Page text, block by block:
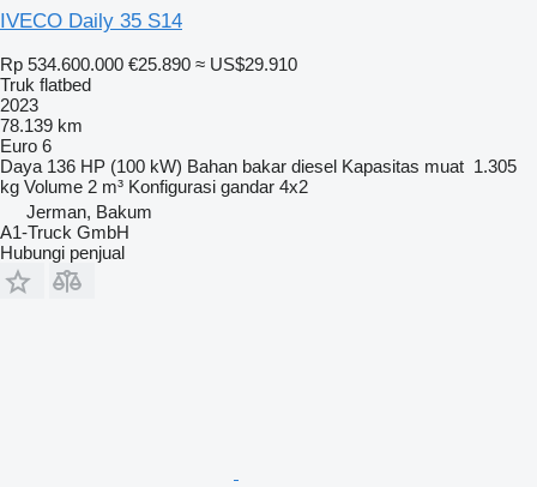
IVECO Daily 35 S14
Rp 534.600.000 €25.890 ≈ US$29.910
Truk flatbed
2023
78.139 km
Euro 6
Daya 136 HP (100 kW) Bahan bakar diesel Kapasitas muat 1.305
kg Volume 2 m³ Konfigurasi gandar 4x2
Jerman, Bakum
A1-Truck GmbH
Hubungi penjual